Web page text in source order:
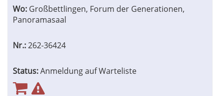
Wo: Großbettlingen, Forum der Generationen,
Panoramasaal
Nr.:262-36424
Status:Anmeldung auf Warteliste